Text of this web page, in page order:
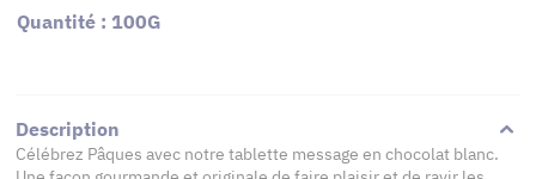
Quantité : 100G
Description
Célébrez Pâques avec notre tablette message en chocolat blanc.